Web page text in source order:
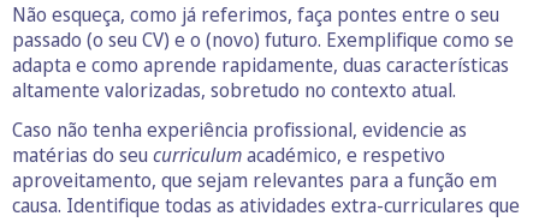
Não esqueça, como já referimos, faça pontes entre o seu
passado (o seu CV) e o (novo) futuro. Exemplifique como se
adapta e como aprende rapidamente, duas características
altamente valorizadas, sobretudo no contexto atual.
Caso não tenha experiência profissional, evidencie as
matérias do seu curriculumacadémico, e respetivo
aproveitamento, que sejam relevantes para a função em
causa. Identifique todas as atividades extra-curriculares que